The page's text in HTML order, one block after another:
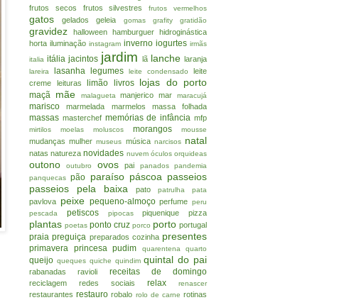
frutos secos
frutos silvestres frutos vermelhos
gatos gelados geleia gomas grafity gratidão
gravidez halloween hamburguer hidroginástica
horta iluminação instagram inverno iogurtes irmãs
italia itália jacintos jardim lã lanche laranja
lareira lasanha legumes leite condensado
leite
creme
leituras limão livros lojas do porto
maçã mãe malagueta manjerico mar maracujá
marisco marmelada marmelos massa folhada
massas masterchef memórias de infância mfp
mirtilos moelas moluscos morangos mousse
mudanças mulher museus música narcisos natal
natas natureza novidades nuvem óculos orquideas
outono outubro ovos pai panados
pandemia
panquecas pão paraíso páscoa passeios
passeios pela baixa
pato patrulha pata
pavlova peixe pequeno-almoço perfume peru
pescada
petiscos pipocas piquenique pizza
plantas poetas ponto cruz porco porto portugal
praia preguiça preparados cozinha presentes
primavera princesa pudim quarentena quarto
queijo queques quiche quindim quintal do pai
rabanadas ravioli receitas de domingo
reciclagem redes sociais relax renascer
restaurantes restauro robalo rolo de carne rotinas